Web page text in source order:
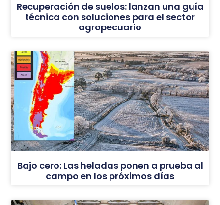
Recuperación de suelos: lanzan una guía
técnica con soluciones para el sector
agropecuario
Bajo cero: Las heladas ponen a prueba al
campo en los próximos días